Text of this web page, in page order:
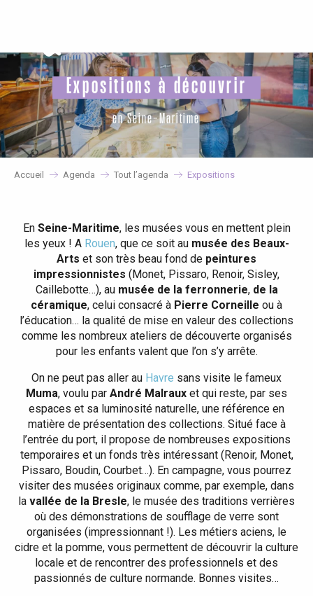
principal
Expositions à découvrir
en Seine-Maritime
Accueil Agenda Tout l’agenda Expositions
En Seine-Maritime, les musées vous en mettent plein
les yeux ! A Rouen, que ce soit au musée des Beaux-
Arts et son très beau fond de peintures
impressionnistes (Monet, Pissaro, Renoir, Sisley,
Caillebotte…), au musée de la ferronnerie, de la
céramique, celui consacré à Pierre Corneille ou à
l’éducation… la qualité de mise en valeur des collections
comme les nombreux ateliers de découverte organisés
pour les enfants valent que l’on s’y arrête.
On ne peut pas aller au Havre sans visite le fameux
Muma, voulu par André Malraux et qui reste, par ses
espaces et sa luminosité naturelle, une référence en
matière de présentation des collections. Situé face à
l’entrée du port, il propose de nombreuses expositions
temporaires et un fonds très intéressant (Renoir, Monet,
Pissaro, Boudin, Courbet…). En campagne, vous pourrez
visiter des musées originaux comme, par exemple, dans
la vallée de la Bresle, le musée des traditions verrières
où des démonstrations de soufflage de verre sont
organisées (impressionnant !). Les métiers aciens, le
cidre et la pomme, vous permettent de découvrir la culture
locale et de rencontrer des professionnels et des
passionnés de culture normande. Bonnes visites…